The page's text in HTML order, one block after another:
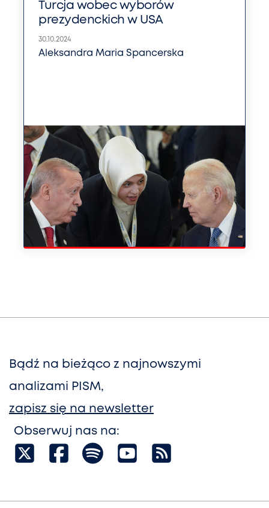
Turcja wobec wyborów
prezydenckich w USA
30.10.2024
Aleksandra Maria Spancerska
Bądź na bieżąco z najnowszymi
analizami PISM,
zapisz się na newsletter
Obserwuj nas na: